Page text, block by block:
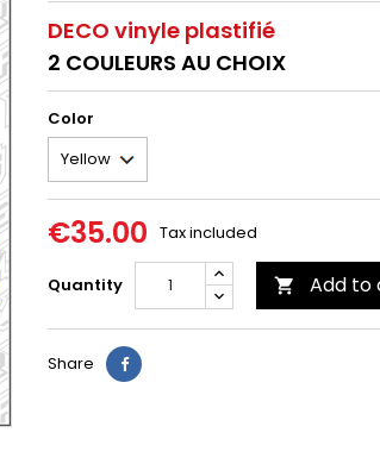
DECO vinyle plastifié
2 COULEURS AU CHOIX
Color
€35.00 Tax included
Quantity  Add to
Share